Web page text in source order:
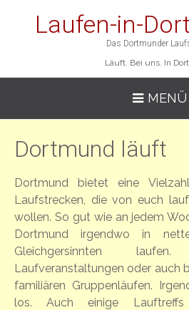
Laufen-in-
Das Dortmunder
Läuft. Bei uns. In
MENÜ
Dortmund läuft
Dortmund bietet eine
Laufstrecken, die von euch
wollen. So gut wie an jedem
Dortmund irgendwo in
Gleichgersinnten
Laufveranstaltungen oder auch
familiären Gruppenläufen.
los. Auch einige